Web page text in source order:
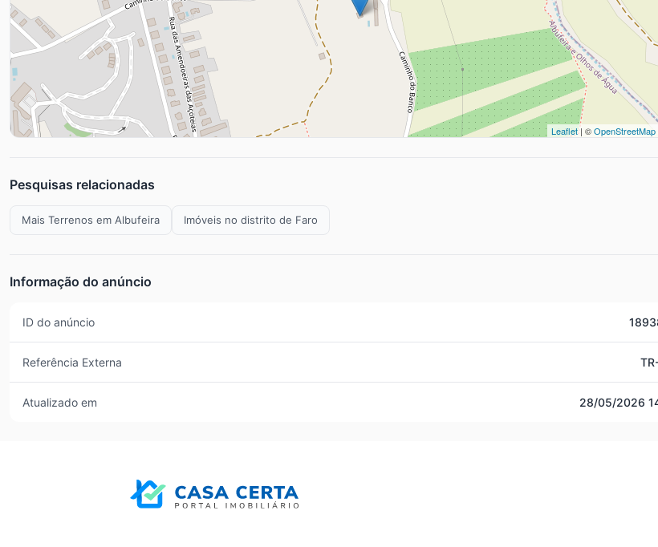
Leaflet| ©OpenStreetMap
Pesquisas relacionadas
Mais Terrenos em Albufeira Imóveis no distrito de Faro
Informação do anúncio
ID do anúncio
Referência Externa
Atualizado em 28/05/2026